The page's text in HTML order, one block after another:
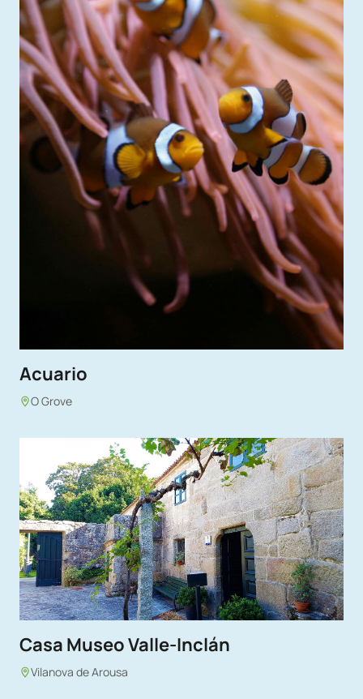
Acuario
O Grove
Casa Museo Valle-Inclán
Vilanova de Arousa